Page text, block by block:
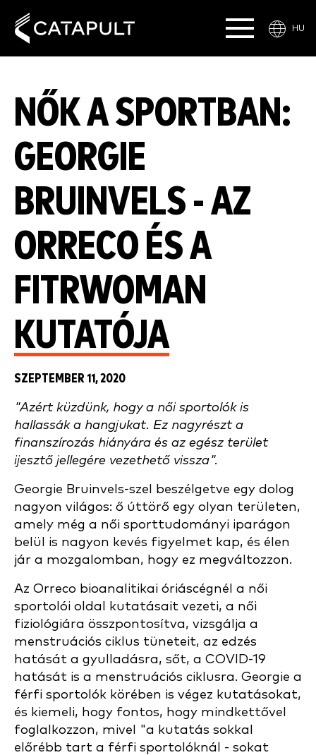
HU
NŐK A SPORTBAN:
GEORGIE
BRUINVELS - AZ
ORRECO ÉS A
FITRWOMAN
KUTATÓJA
SZEPTEMBER 11, 2020
"Azért küzdünk, hogy a női sportolók is
hallassák a hangjukat. Ez nagyrészt a
finanszírozás hiányára és az egész terület
ijesztő jellegére vezethető vissza".
Georgie Bruinvels-szel beszélgetve egy dolog
nagyon világos: ő úttörő egy olyan területen,
amely még a női sporttudományi iparágon
belül is nagyon kevés figyelmet kap, és élen
jár a mozgalomban, hogy ez megváltozzon.
Az Orreco bioanalitikai óriáscégnél a női
sportolói oldal kutatásait vezeti, a női
fiziológiára összpontosítva, vizsgálja a
menstruációs ciklus tüneteit, az edzés
hatását a gyulladásra, sőt, a COVID-19
hatását is a menstruációs ciklusra. Georgie a
férfi sportolók körében is végez kutatásokat,
és kiemeli, hogy fontos, hogy mindkettővel
foglalkozzon, mivel "a kutatás sokkal
előrébb tart a férfi sportolóknál - sokat